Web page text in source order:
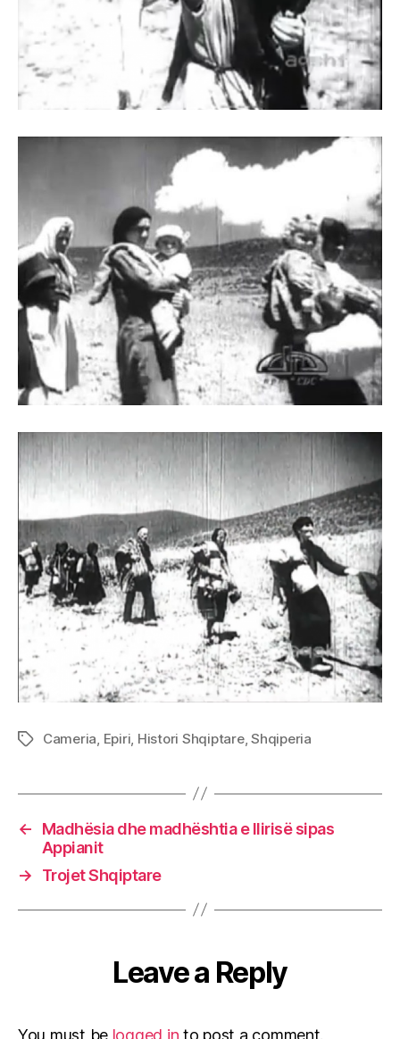
TagsCameria Epiri Histori Shqiptare,Shqiperia
←
Madhësia dhe madhështia e Ilirisë sipas
Appianit
→
Trojet Shqiptare
Leave a Reply
You must be logged in to post a comment.